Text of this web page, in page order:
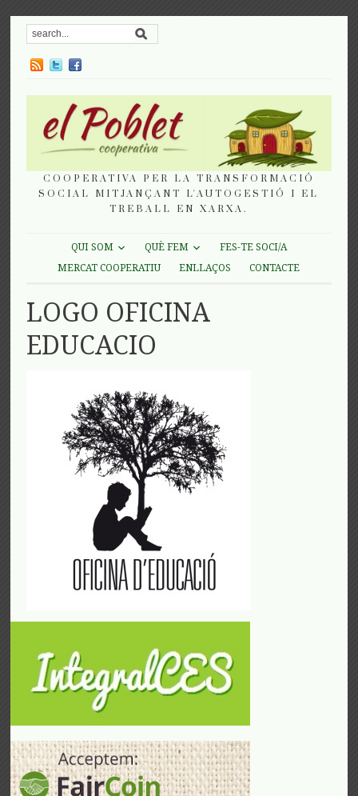
COOPERATIVA PER LA TRANSFORMACIÓ
SOCIAL MITJANÇANT L'AUTOGESTIÓ I EL
TREBALL EN XARXA.
QUI SOM QUÈ FEM
FES-TE SOCI/A
MERCAT COOPERATIU
ENLLAÇOS CONTACTE
LOGO OFICINA
EDUCACIO